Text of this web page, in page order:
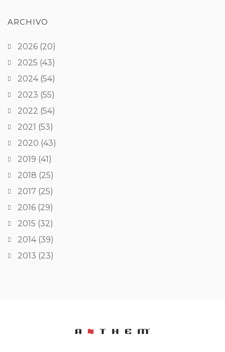
ARCHIVO
2026 (20)
2025 (43)
2024(54)
2023 (55)
2022 (54)
2021 (53)
2020 (43)
2019 (41)
2018 (25)
2017 (25)
2016 (29)
2015 (32)
2014(39)
2013 (23)